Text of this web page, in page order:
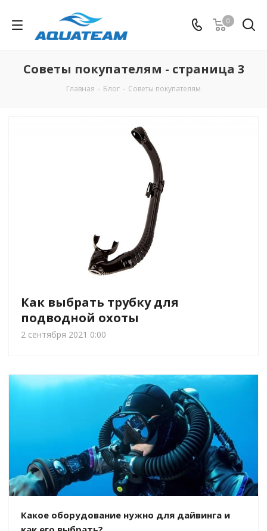
0
Советы покупателям - страница 3
Главная - Блог - Советы покупателям
Как выбрать трубку для
подводной охоты
2 сентября 2021 0:00
Какое оборудование нужно для дайвинга и